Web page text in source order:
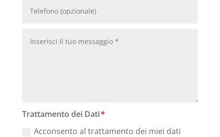
Trattamento dei Dati
Acconsento al trattamento dei miei dati